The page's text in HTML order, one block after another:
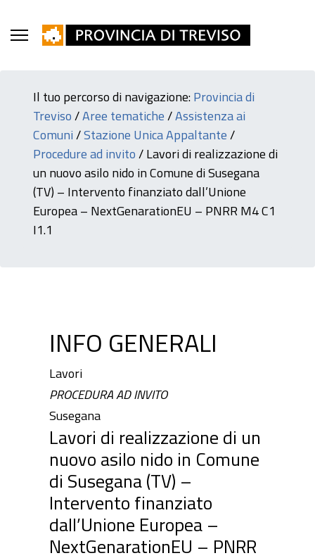
Il tuo percorso di navigazione:Provincia di
Treviso/Aree tematiche/Assistenza ai
Comuni/Stazione Unica Appaltante/
Procedure ad invito/Lavori di realizzazione di
un nuovo asilo nido in Comune di Susegana
(TV) – Intervento finanziato dall’Unione
Europea – NextGenarationEU – PNRR M4 C1
I1.1
INFO GENERALI
Lavori
PROCEDURA AD INVITO
Susegana
Lavori di realizzazione di un
nuovo asilo nido in Comune
di Susegana (TV) –
Intervento finanziato
dall’Unione Europea –
NextGenarationEU – PNRR